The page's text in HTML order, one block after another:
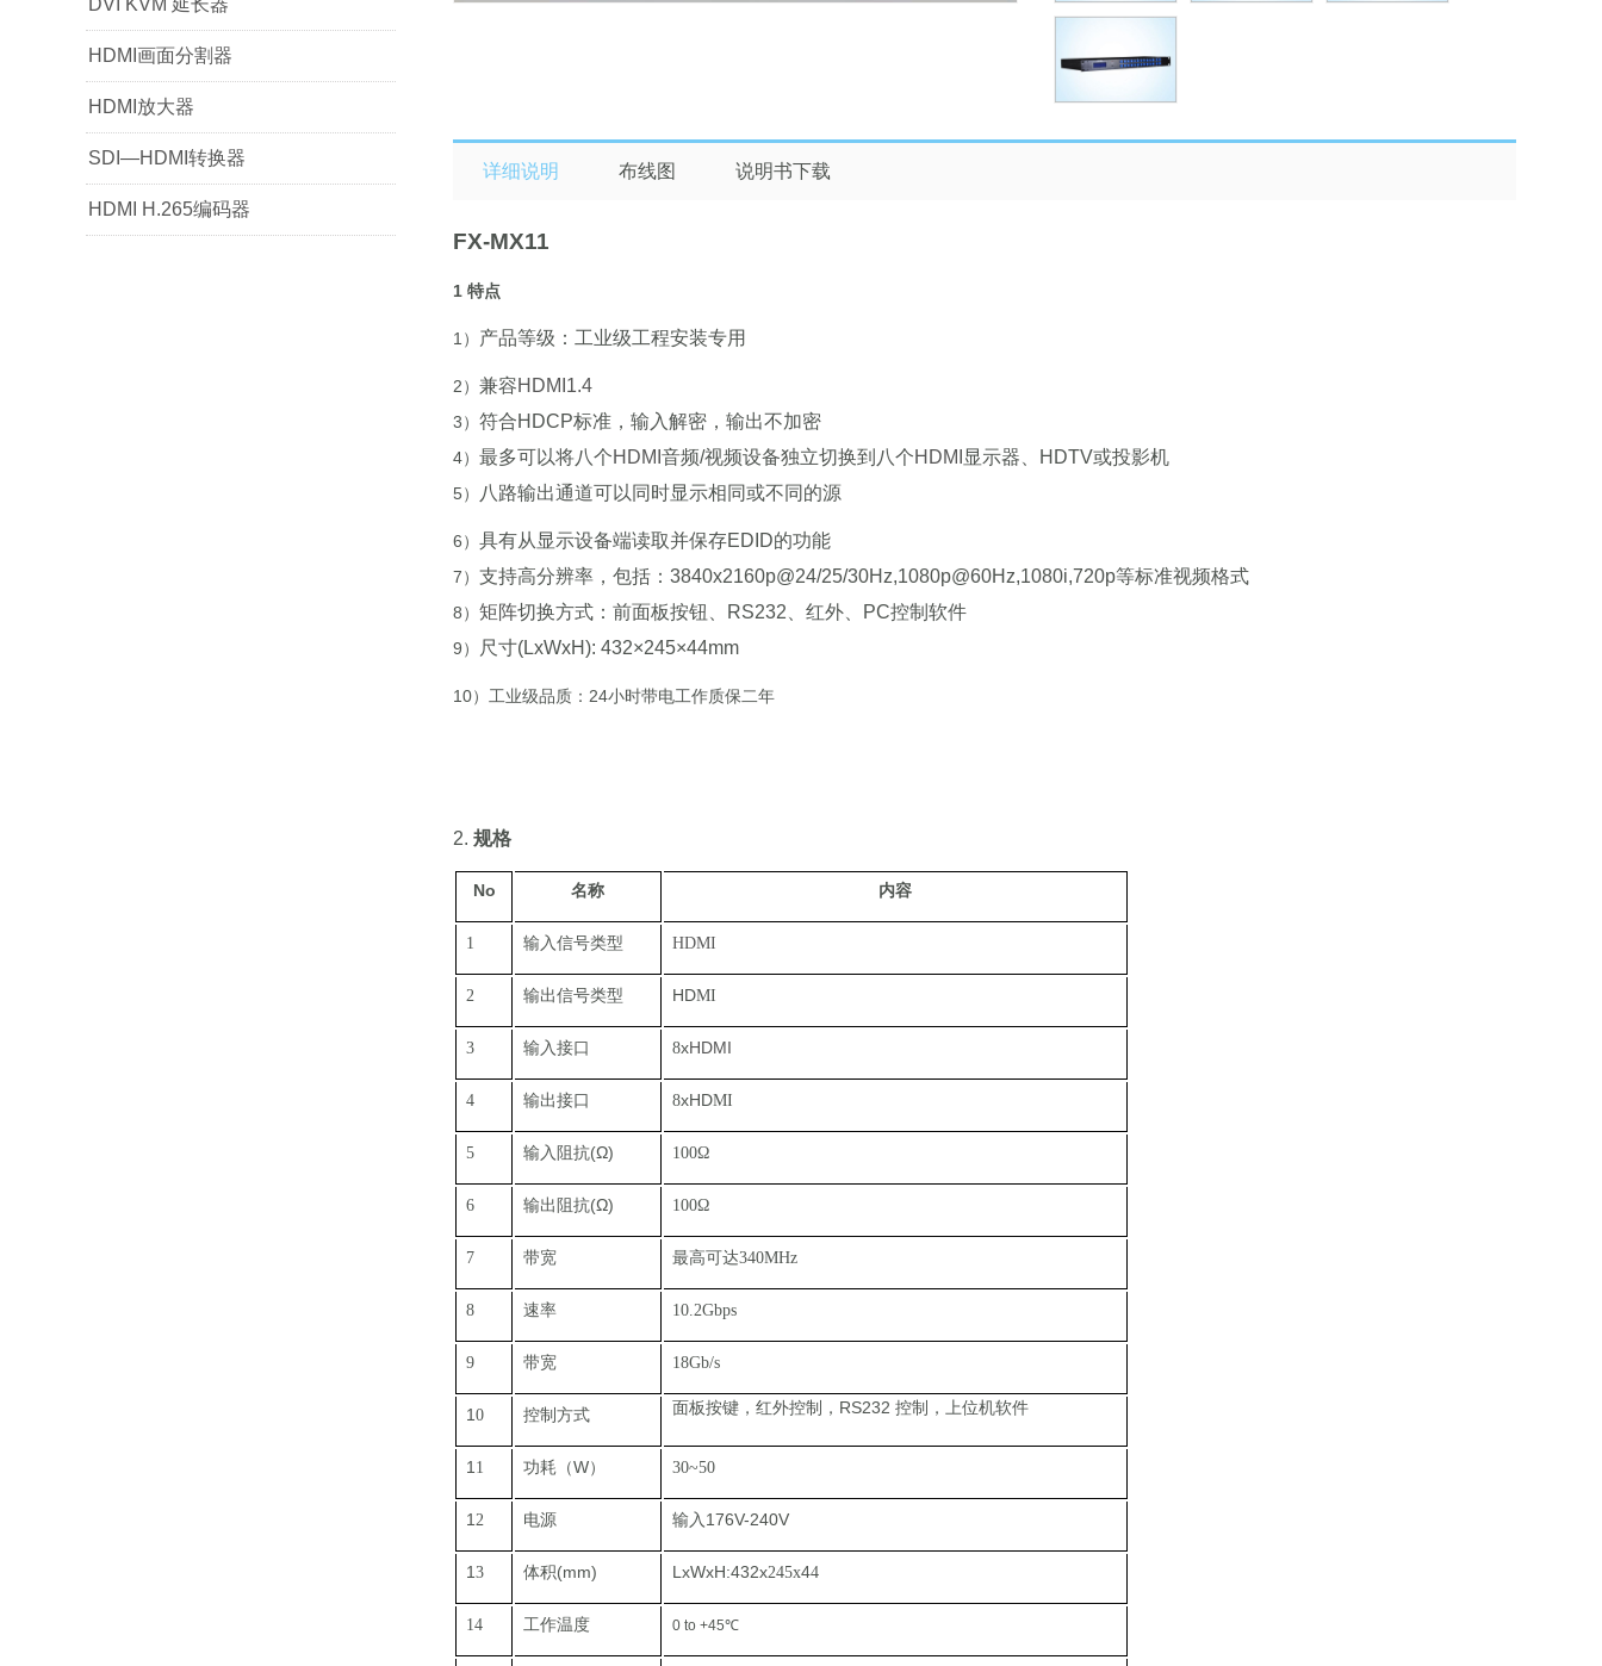
DVI KVM 延长器
HDMI画面分割器
HDMI放大器
SDI—HDMI转换器
HDMI H.265编码器
详细说明 布线图 说明书下载
FX-MX11
1 特点
1） 产品等级：工业级工程安装专用
2） 兼容HDMI1.4
3） 符合HDCP标准，输入解密，输出不加密
4） 最多可以将八个HDMI 音频/视频设备独立切换到八个HDMI 显示器、HDTV或投影机
5） 八路输出通道可以同时显示相同或不同的源
6） 具有从显示设备端读取并保存EDID的功能
7） 支持高分辨率，包括：3840x2160p@24/25/30Hz,1080p@60Hz,1080i,720p等标准视频格式
8） 矩阵切换方式：前面板按钮、RS232、红外、PC控制软件
9） 尺寸(LxWxH): 432×245×44mm
10） 工业级品质：24小时带电工作质保二年
2. 规格
No 名称 内容
1 输入信号类型 HDMI
2 输出信号类型 HDMI
3 输入接口 8xHDMI
4 输出接口 8xHDMI
5 输入阻抗(Ω) 100Ω
6 输出阻抗(Ω) 100Ω
7 带宽 最高可达340MHz
8 速率 10.2Gbps
9 带宽 18Gb/s
1 0 控制方式 面板按键，红外控制， RS232控制，上位机软件
1 1 功耗（W） 30~50
1 2 电源 输入176V-240V
1 3 体积(mm) LxWxH:432x245x44
14 工作温度 0 to +45℃